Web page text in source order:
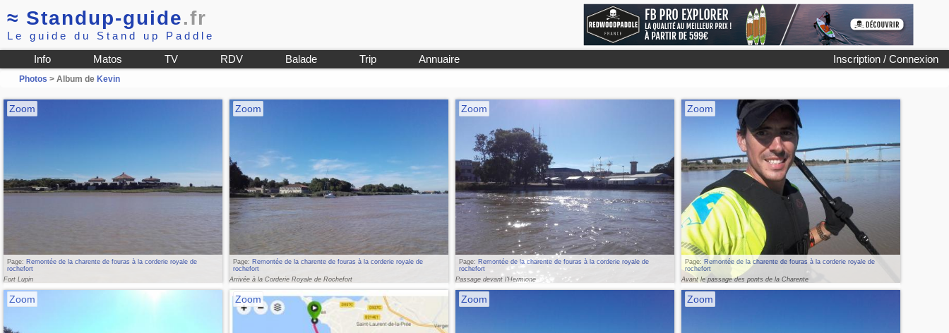
≈ Standup-guide.fr
Le guide du Stand up Paddle
Inscription / Connexion
Info Matos TV RDV Balade Trip Annuaire
Photos > Album de Kevin
Zoom
Page: Remontée de la charente de fouras à la corderie royale de
rochefort
Fort Lupin
Zoom
Page: Remontée de la charente de fouras à la corderie royale de
rochefort
Arrivée à la Corderie Royale de Rochefort
Zoom
Page: Remontée de la charente de fouras à la corderie royale de
rochefort
Passage devant l'Hermione
Zoom
Page: Remontée de la charente de fouras à la corderie royale de
rochefort
Avant le passage des ponts de la Charente
Zoom Zoom Zoom Zoom